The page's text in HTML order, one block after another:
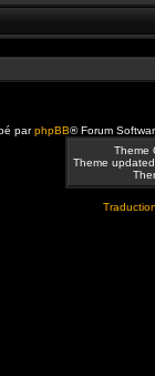
parphpBB® Forum
Theme
Theme